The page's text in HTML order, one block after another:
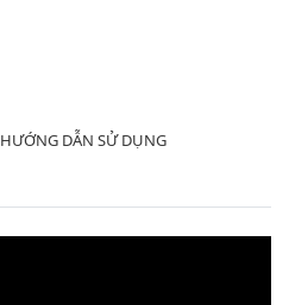
HƯỚNG DẪN SỬ DỤNG